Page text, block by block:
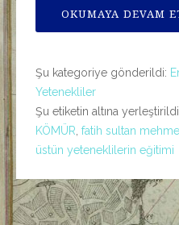
OKUMAYA DEVAM
Şu kategoriye gönderildi:
Yetenekliler
Şu etiketin altına
KÖMÜR fatih sultan
üstün yeteneklilerin eğitimi